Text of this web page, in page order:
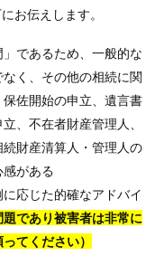
お伝えします。
であるため、一般的な
く、その他の相続に関
佐開始の申立、遺言書
、不在者財産管理人、
財産清算人・管理人の
がある
応じた的確なアドバイ
であり被害者は非常に
てください）